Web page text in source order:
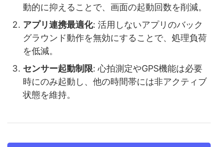
動的に抑えることで、画面の起動回数を削減。
アプリ連携最適化: 活用しないアプリのバック
グラウンド動作を無効にすることで、処理負荷
を低減。
センサー起動制限: 心拍測定やGPS機能は必要
時にのみ起動し、他の時間帯には非アクティブ
状態を維持。